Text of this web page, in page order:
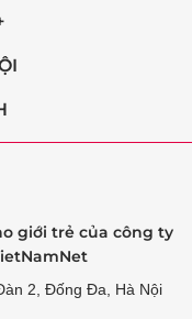
giới trẻ của công ty
2, Đống Đa, Hà Nội